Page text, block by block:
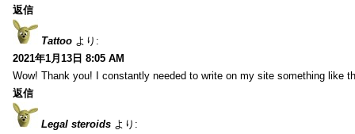
返信
Tattoo より:
2021年1月13日 8:05 AM
Wow! Thank you! I constantly needed to write on my site something like
返信
Legal steroids より: